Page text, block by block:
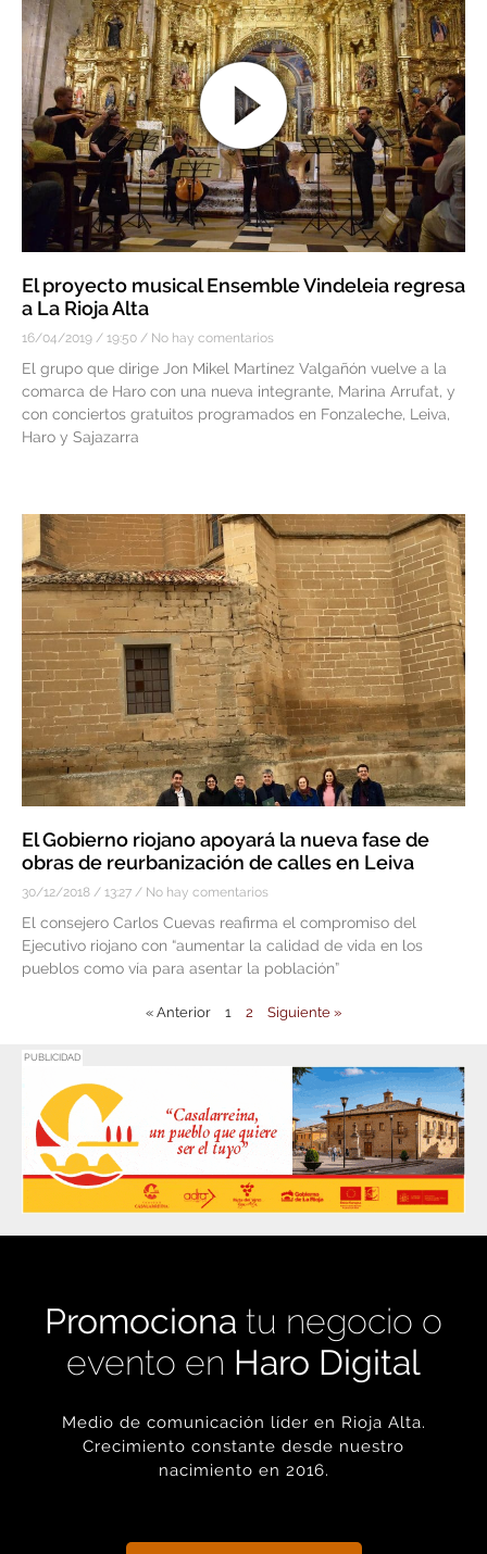
El proyecto musical Ensemble Vindeleia regresa
a La Rioja Alta
16/04/2019 19:50 No hay comentarios
El grupo que dirige Jon Mikel Martínez Valgañón vuelve a la
comarca de Haro con una nueva integrante, Marina Arrufat, y
con conciertos gratuitos programados en Fonzaleche, Leiva,
Haro y Sajazarra
El Gobierno riojano apoyará la nueva fase de
obras de reurbanización de calles en Leiva
30/12/2018 13:27 No hay comentarios
El consejero Carlos Cuevas reafirma el compromiso del
Ejecutivo riojano con “aumentar la calidad de vida en los
pueblos como vía para asentar la población”
« Anterior 1 2 Siguiente »
PUBLICIDAD
Promociona tu negocio o
evento en Haro Digital
Medio de comunicación líder en Rioja Alta.
Crecimiento constante desde nuestro
nacimiento en 2016.